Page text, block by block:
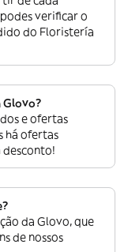
verificar o
do Floristería
Glovo?
e ofertas
há ofertas
desconto!
da Glovo, que
de nossos